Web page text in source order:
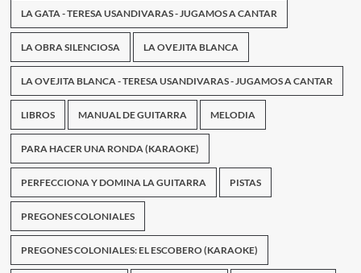
LA GATA - TERESA USANDIVARAS - JUGAMOS A CANTAR
LA OBRA SILENCIOSA LA OVEJITA BLANCA
LA OVEJITA BLANCA - TERESA USANDIVARAS - JUGAMOS A CANTAR
LIBROS MANUAL DE GUITARRA MELODIA
PARA HACER UNA RONDA (KARAOKE)
PERFECCIONA Y DOMINA LA GUITARRA PISTAS
PREGONES COLONIALES
PREGONES COLONIALES: EL ESCOBERO (KARAOKE)